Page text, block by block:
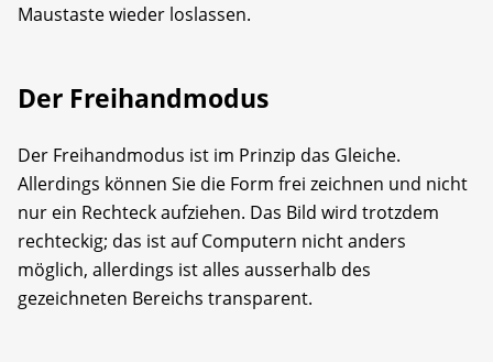
Maustaste wieder loslassen.
Der Freihandmodus
Der Freihandmodus ist im Prinzip das Gleiche.
Allerdings können Sie die Form frei zeichnen und nicht
nur ein Rechteck aufziehen. Das Bild wird trotzdem
rechteckig; das ist auf Computern nicht anders
möglich, allerdings ist alles ausserhalb des
gezeichneten Bereichs transparent.